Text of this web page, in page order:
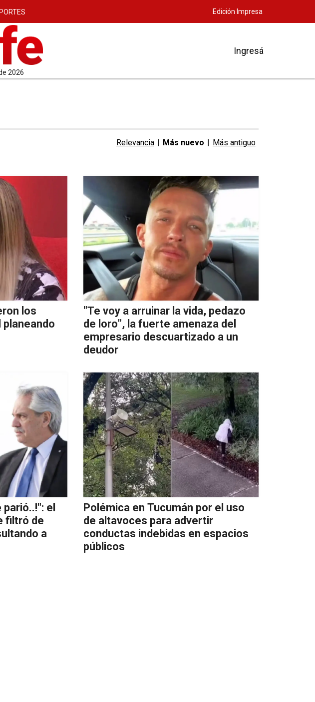
Edición Impresa
2026
Ingresá
Relevancia | Más nuevo | Más antiguo
los
planeando
"Te voy a arruinar la vida, pedazo
de loro”, la fuerte amenaza del
empresario descuartizado a un
deudor
el
filtró de
a
Polémica en Tucumán por el uso
de altavoces para advertir
conductas indebidas en espacios
públicos